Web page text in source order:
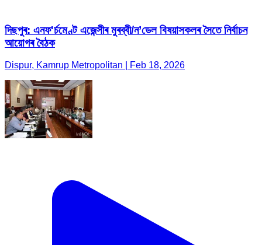
দিছপুৰ: এনফ'ৰ্চমেণ্ট এজেন্সীৰ মুৰব্বী/ন’ডেল বিষয়াসকলৰ সৈতে নিৰ্বাচন
আয়োগৰ বৈঠক
Dispur, Kamrup Metropolitan | Feb 18, 2026